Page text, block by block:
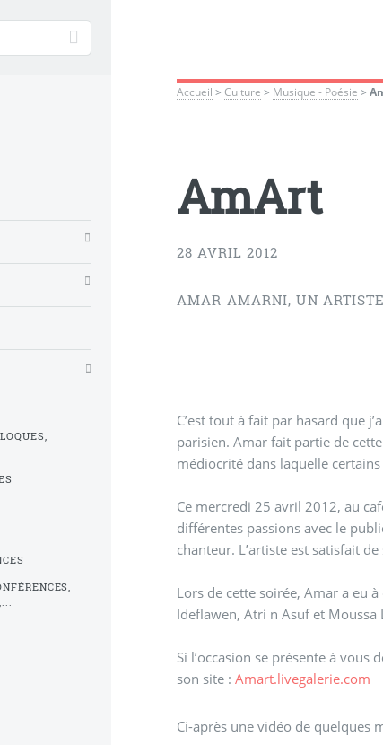
Accueil >Culture > Musique - Poésie >
AmArt
28 AVRIL 2012
AMAR AMARNI, UN
C’est tout à fait par hasard que
parisien. Amar fait partie de
médiocrité dans laquelle certains
Ce mercredi 25 avril 2012, au
différentes passions avec le
chanteur. L’artiste est satisfait
Lors de cette soirée, Amar a eu
Ideflawen, Atri n Asuf et Moussa
Si l’occasion se présente à
son site :Amart.livegalerie.com
Ci-après une vidéo de quelques